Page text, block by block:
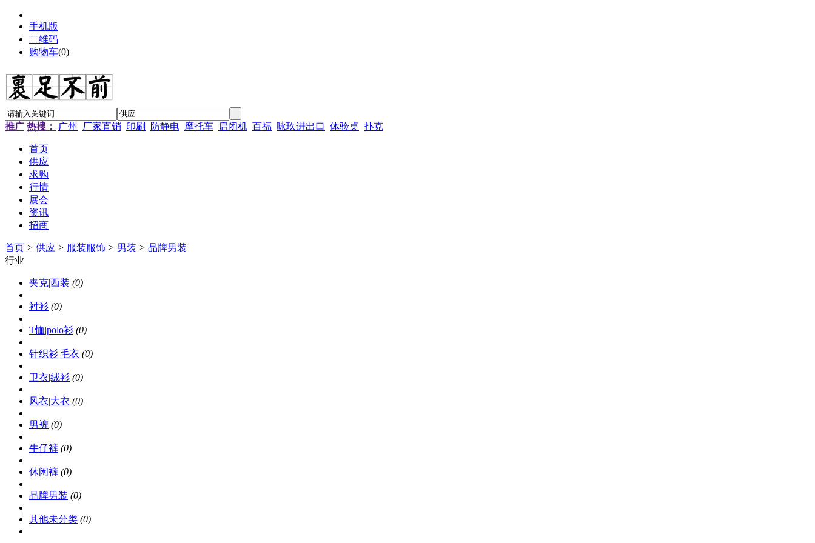
手机版
二维码
购物车(0)
推广 热搜： 广州 厂家直销 印刷 防静电 摩托车 启闭机 百福 咏玖进出口 体验桌 扑克
首页
供应
求购
行情
展会
资讯
招商
首页 > 供应 > 服装服饰 > 男装 > 品牌男装
行业
夹克|西装 (0)
衬衫 (0)
T恤|polo衫 (0)
针织衫|毛衣 (0)
卫衣|绒衫 (0)
风衣|大衣 (0)
男裤 (0)
牛仔裤 (0)
休闲裤 (0)
品牌男装 (0)
其他未分类 (0)